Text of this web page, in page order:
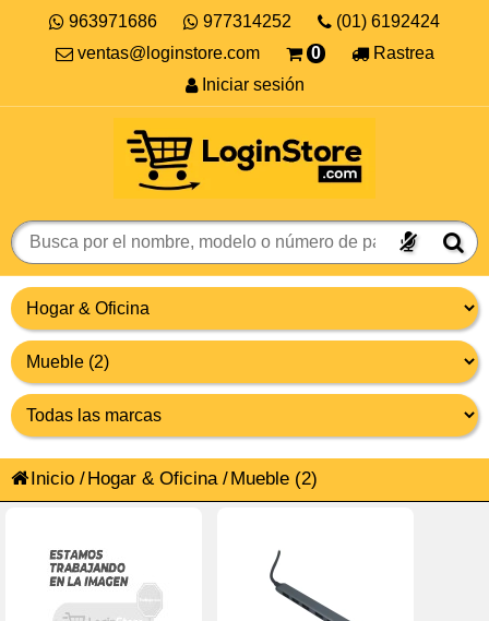
963971686 977314252
(01) 6192424
ventas@loginstore.com
0
Rastrea
Iniciar sesión
Inicio /Hogar & Oficina /Mueble (2)